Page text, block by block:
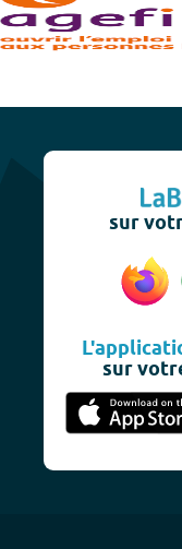
sur
sur